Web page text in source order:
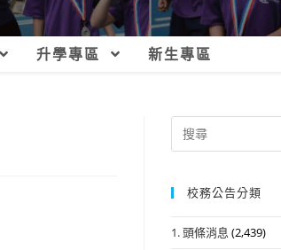
升學專區 新生專區
Search
for:
校務公告分類
1. 頭條消息 (2,439)